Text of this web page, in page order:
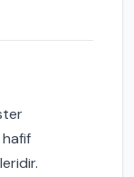
hafif